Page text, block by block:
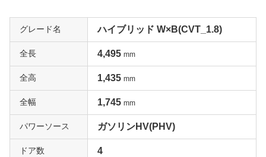
グレード名 ハイブリッド W×B(CVT_1.8)
全長 4,495 mm
全高 1,435 mm
全幅 1,745 mm
パワーソース ガソリンHV(PHV)
ドア数 4